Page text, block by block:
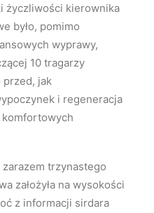
życzliwości kierownika
było, pomimo
wyprawy,
10 tragarzy
przed, jak
i regeneracja
trzynastego
założyła na wysokości
z informacji sirdara